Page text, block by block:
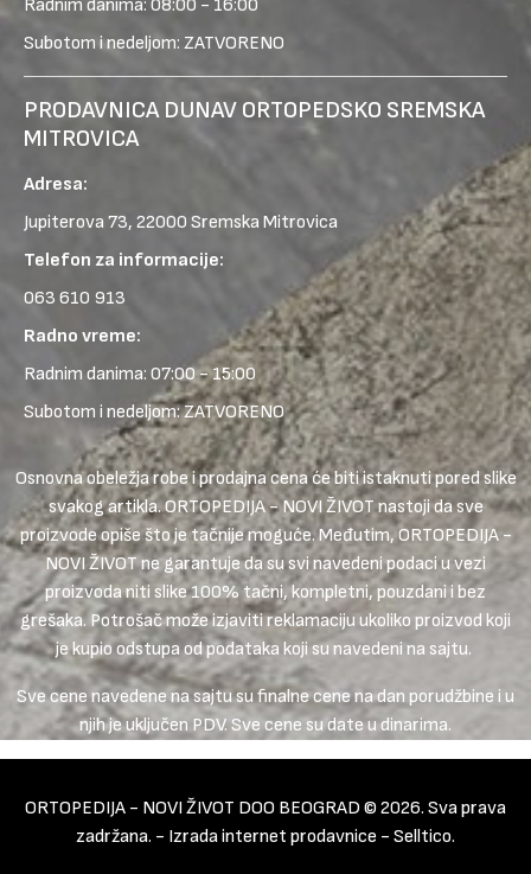
Radnim danima: 08:00 - 16:00
Subotom i nedeljom: ZATVORENO
PRODAVNICA DUNAV ORTOPEDSKO SREMSKA
MITROVICA
Adresa:
Jupiterova 73, 22000 Sremska Mitrovica
Telefon za informacije:
063 610 913
Radno vreme:
Radnim danima: 07:00 - 15:00
Subotom i nedeljom: ZATVORENO
Osnovna obeležja robe i prodajna cena će biti istaknuti pored slike
svakog artikla. ORTOPEDIJA - NOVI ŽIVOT nastoji da sve
proizvode opiše što je tačnije moguće. Međutim, ORTOPEDIJA -
NOVI ŽIVOT ne garantuje da su svi navedeni podaci u vezi
proizvoda niti slike 100% tačni, kompletni, pouzdani i bez
grešaka. Potrošač može izjaviti reklamaciju ukoliko proizvod koji
je kupio odstupa od podataka koji su navedeni na sajtu.
Sve cene navedene na sajtu su finalne cene na dan porudžbine i u
njih je uključen PDV. Sve cene su date u dinarima.
ORTOPEDIJA - NOVI ŽIVOT DOO BEOGRAD © 2026. Sva prava
zadržana. - Izrada internet prodavnice - Selltico.